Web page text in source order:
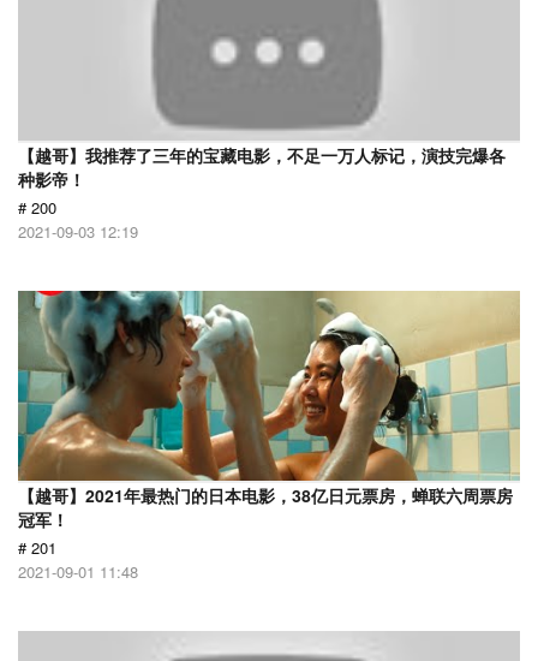
【越哥】我推荐了三年的宝藏电影，不足一万人标记，演技完爆各
种影帝！
# 200
2021-09-03 12:19
【越哥】2021年最热门的日本电影，38亿日元票房，蝉联六周票房
冠军！
# 201
2021-09-01 11:48